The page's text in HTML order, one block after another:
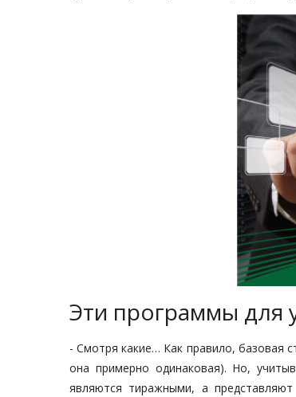
Эти программы для
- Смотря какие… Как правило, базовая
она примерно одинаковая). Но,
являются тиражными, а